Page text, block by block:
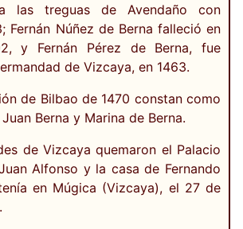
las treguas de Avendaño con
Fernán Núñez de Berna falleció en
y Fernán Pérez de Berna, fue
de Vizcaya, en 1463.
de Bilbao de 1470 constan como
Berna y Marina de Berna.
de Vizcaya quemaron el Palacio
Alfonso y la casa de Fernando
en Múgica (Vizcaya), el 27 de